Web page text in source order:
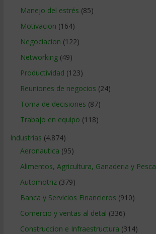
Manejo del estrés (85)
Motivacion (164)
Negociacion (122)
Networking(49)
Productividad (123)
Reuniones de negocios (24)
Toma de decisiones (87)
Trabajo en equipo (118)
Industrias (4.874)
Aeronautica (95)
Alimentos, Agricultura, Ganaderia y Pesca
Automotriz(379)
Banca y Servicios Financieros (910)
Comercio y ventas al detal (336)
Construccion e Infraestructura (314)